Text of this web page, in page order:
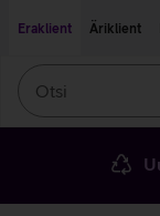
Eraklient
Äriklient